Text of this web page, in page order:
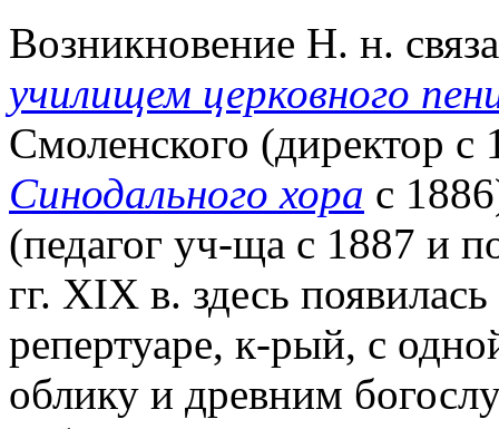
Возникновение Н. н.
училищем церковного
Смоленского (директор
Синодального хора с
(педагог уч-ща с 1887 и
гг. XIX в. здесь
репертуаре, к-рый, с
облику и древним